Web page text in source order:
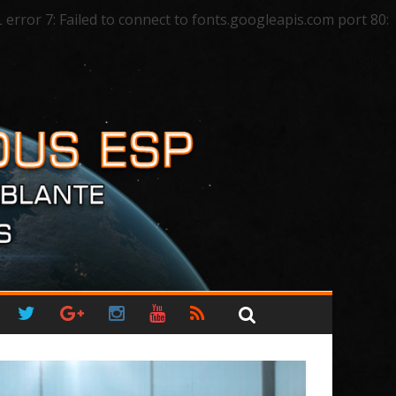
7: Failed to connect to fonts.googleapis.com port 80: